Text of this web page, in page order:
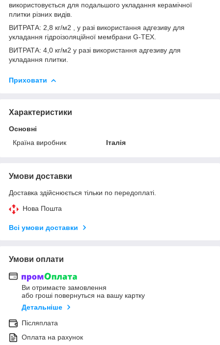
використовується для подальшого укладання керамічної
плитки різних видів.
ВИТРАТА: 2,8 кг/м2 , у разі використання адгезиву для
укладання гідроізоляційної мембрани G-TEX.
ВИТРАТА: 4,0 кг/м2 у разі використання адгезиву для
укладання плитки.
Приховати
Характеристики
Основні
Країна виробник
Італія
Умови доставки
Доставка здійснюється тільки по передоплаті.
Нова Пошта
Всі умови доставки
Умови оплати
Ви отримаєте замовлення
або гроші повернуться на вашу картку
Детальніше
Післяплата
Оплата на рахунок